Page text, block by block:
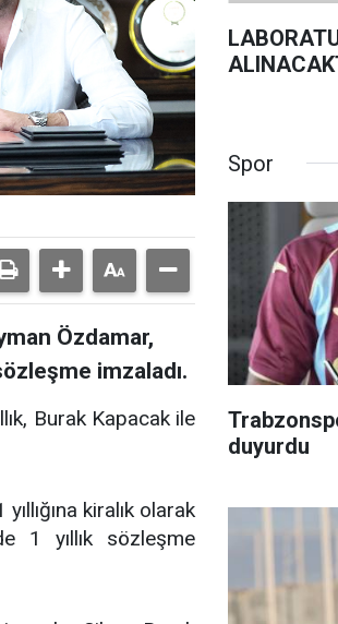
Özdamar,
imzaladı.
Burak Kapacak ile
kiralık olarak
1 yıllık sözleşme
Spor
duyurdu